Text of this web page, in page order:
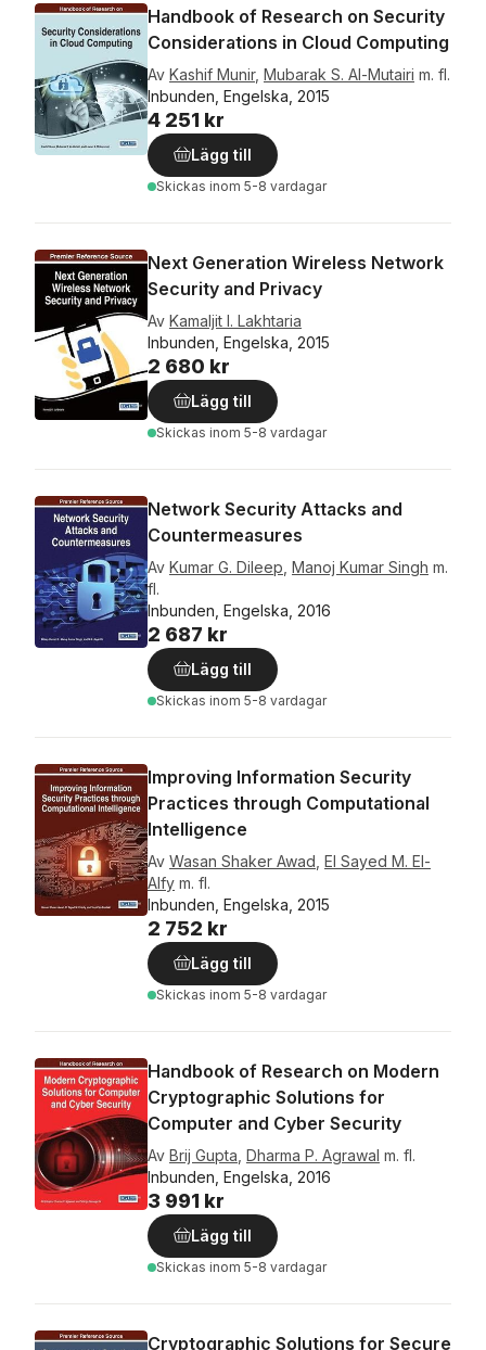
Handbook of Research on Security
Considerations in Cloud Computing
Av Kashif Munir, Mubarak S. Al-Mutairi m. fl.
Inbunden, Engelska, 2015
4 251 kr
Lägg till
Skickas inom 5-8 vardagar
Next Generation Wireless Network
Security and Privacy
Av Kamaljit I. Lakhtaria
Inbunden, Engelska, 2015
2 680 kr
Lägg till
Skickas inom 5-8 vardagar
Network Security Attacks and
Countermeasures
Av Kumar G. Dileep Manoj Kumar Singh m.
fl.
Inbunden, Engelska, 2016
2 687 kr
Lägg till
Skickas inom 5-8 vardagar
Improving Information Security
Practices through Computational
Intelligence
Av Wasan Shaker Awad El Sayed M. El-
Alfy m. fl.
Inbunden, Engelska, 2015
2 752 kr
Lägg till
Skickas inom 5-8 vardagar
Handbook of Research on Modern
Cryptographic Solutions for
Computer and Cyber Security
Av Brij Gupta Dharma P. Agrawal m. fl.
Inbunden, Engelska, 2016
3 991 kr
Lägg till
Skickas inom 5-8 vardagar
Cryptographic Solutions for Secure